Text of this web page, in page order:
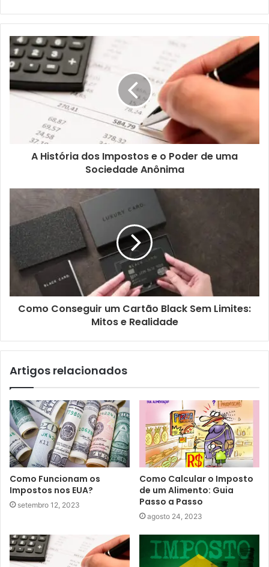
A História dos Impostos e o Poder de uma
Sociedade Anônima
Como Conseguir um Cartão Black Sem Limites:
Mitos e Realidade
Artigos relacionados
Como Funcionam os
Impostos nos EUA?
setembro 12, 2023
Como Calcular o Imposto
de um Alimento: Guia
Passo a Passo
agosto 24, 2023